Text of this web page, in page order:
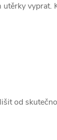
vyprat.
od